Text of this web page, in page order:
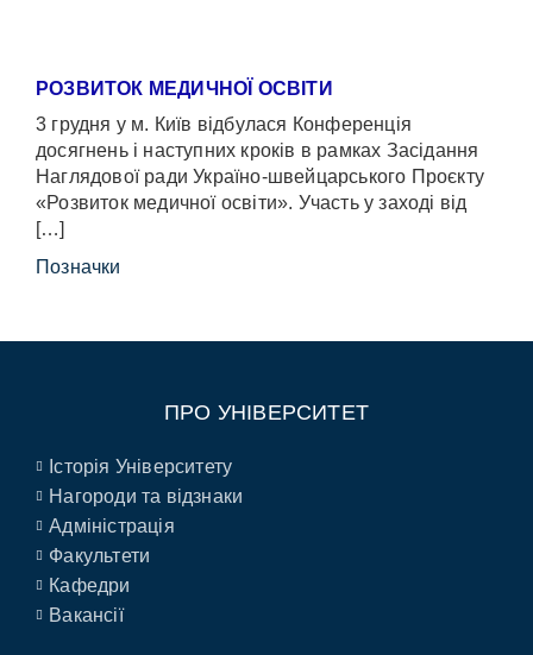
РОЗВИТОК МЕДИЧНОЇ ОСВІТИ
3 грудня у м. Київ відбулася Конференція
досягнень і наступних кроків в рамках Засідання
Наглядової ради Україно-швейцарського Проєкту
«Розвиток медичної освіти». Участь у заході від
[…]
Позначки
ПРО УНІВЕРСИТЕТ
Історія Університету
Нагороди та відзнаки
Адміністрація
Факультети
Кафедри
Вакансії